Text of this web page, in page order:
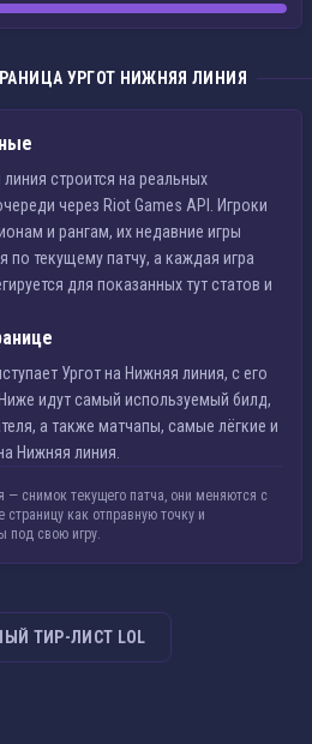
УРГОТ НИЖНЯЯ ЛИНИЯ
строится на реальных
через Riot Games API. Игроки
и рангам, их недавние игры
по текущему патчу, а каждая игра
для показанных тут статов и
Ургот на Нижняя линия, с его
идут самый используемый билд,
а также матчапы, самые лёгкие и
Нижняя линия.
снимок текущего патча, они меняются с
как отправную точку и
под свою игру.
ТИР-ЛИСТ LOL